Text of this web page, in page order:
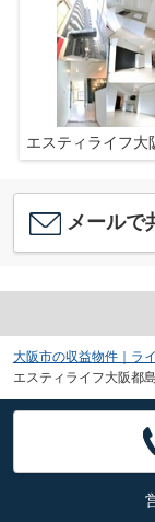
エスティライフ大
メールで
大阪市の収益物件｜ラ
エスティライフ大阪都島